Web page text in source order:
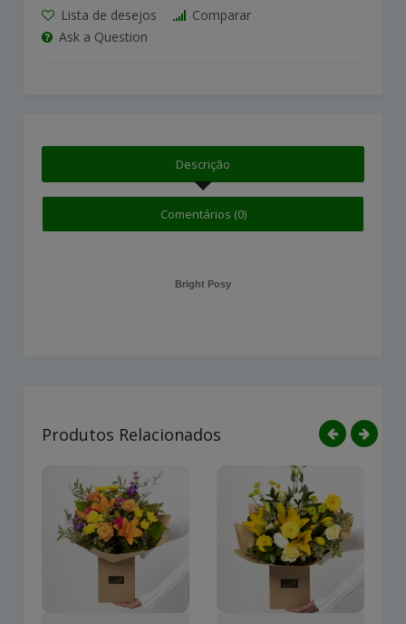
Lista de desejos
Comparar
Ask a Question
Descrição
Comentários (0)
Bright Posy
Produtos Relacionados